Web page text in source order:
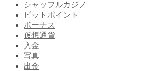
シャッフルカジノ
ビットポイント
ボーナス
仮想通貨
入金
写真
出金